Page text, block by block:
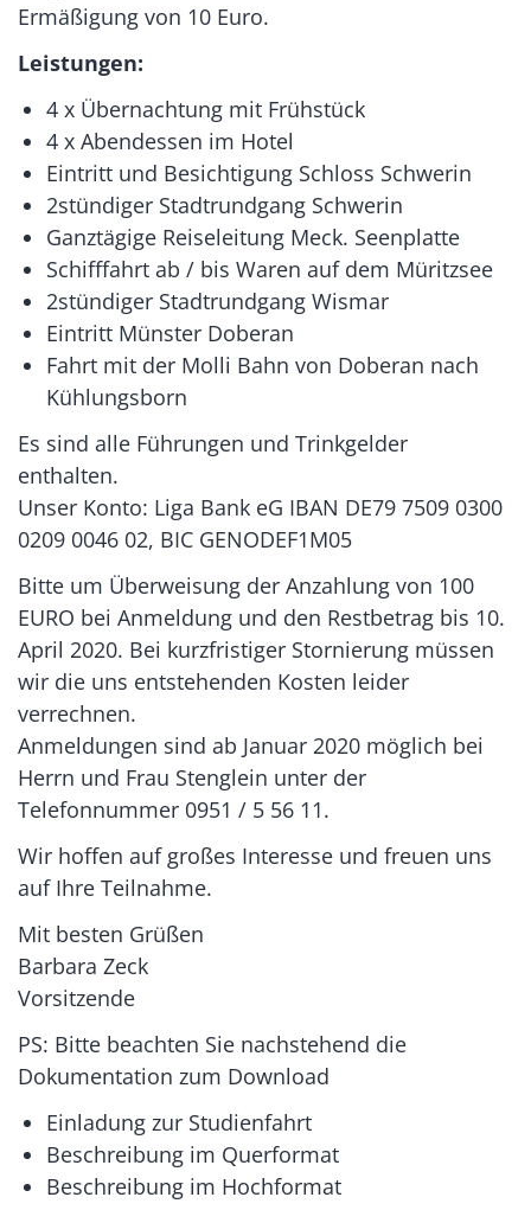
Ermäßigung von 10 Euro.
Leistungen:
4 x Übernachtung mit Frühstück
4 x Abendessen im Hotel
Eintritt und Besichtigung Schloss Schwerin
2stündiger Stadtrundgang Schwerin
Ganztägige Reiseleitung Meck. Seenplatte
Schifffahrt ab / bis Waren auf dem Müritzsee
2stündiger Stadtrundgang Wismar
Eintritt Münster Doberan
Fahrt mit der Molli Bahn von Doberan nach
Kühlungsborn
Es sind alle Führungen und Trinkgelder
enthalten.
Unser Konto: Liga Bank eG IBAN DE79 7509 0300
0209 0046 02, BIC GENODEF1M05
Bitte um Überweisung der Anzahlung von 100
EURO bei Anmeldung und den Restbetrag bis 10.
April 2020. Bei kurzfristiger Stornierung müssen
wir die uns entstehenden Kosten leider
verrechnen.
Anmeldungen sind ab Januar 2020 möglich bei
Herrn und Frau Stenglein unter der
Telefonnummer 0951 / 5 56 11.
Wir hoffen auf großes Interesse und freuen uns
auf Ihre Teilnahme.
Mit besten Grüßen
Barbara Zeck
Vorsitzende
PS: Bitte beachten Sie nachstehend die
Dokumentation zum Download
Einladung zur Studienfahrt
Beschreibung im Querformat
Beschreibung im Hochformat